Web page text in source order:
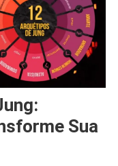
Sua